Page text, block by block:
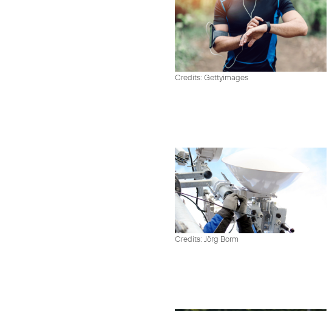
Credits: Gettyimages
Credits: Jörg Borm